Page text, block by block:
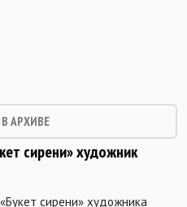
АРХИВЕ
сирени» художник
сирени» художника